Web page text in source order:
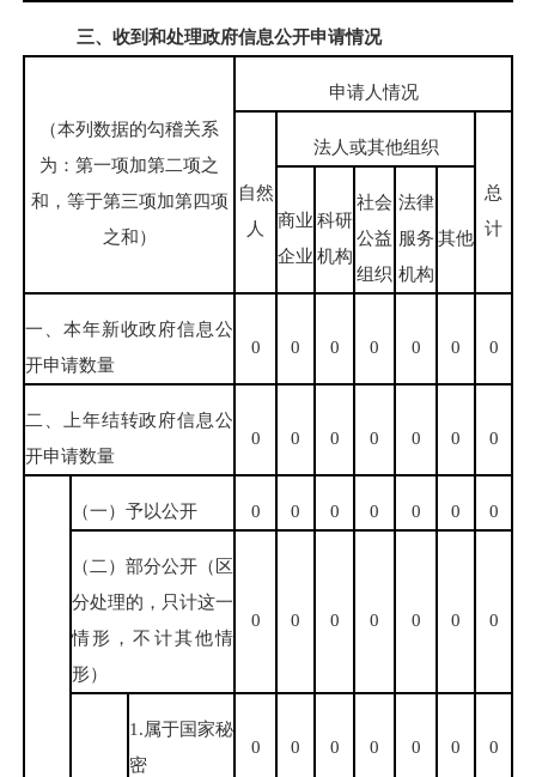
三、收到和处理政府信息公开申请情况
（本列数据的勾稽关系
为：第一项加第二项之
和，等于第三项加第四项
之和）
申请人情况
自然
人
法人或其他组织
总
计
商业
企业
科研
机构
社会
公益
组织
法律
服务
机构
其他
一、本年新收政府信息公
开申请数量
0 0 0 0 0 0 0
二、上年结转政府信息公
开申请数量
0 0 0 0 0 0 0
（一）予以公开 0 0 0 0 0 0 0
（二）部分公开（区
分处理的，只计这一
情形，不计其他情
形）
0 0 0 0 0 0 0
1.属于国家秘
密
0 0 0 0 0 0 0